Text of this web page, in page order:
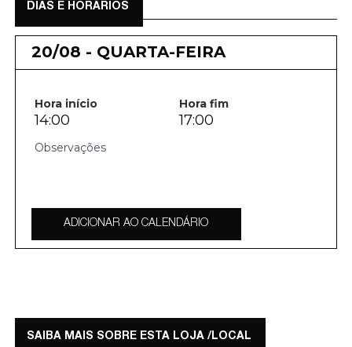
DIAS E HORÁRIOS
20/08 - QUARTA-FEIRA
Hora início Hora fim
14:00 17:00
ADICIONAR AO CALENDÁRIO
SAIBA MAIS SOBRE ESTA LOJA /LOCAL